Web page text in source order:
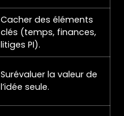
Cacher des éléments
clés (temps, finances,
litiges PI).
Surévaluer la valeur de
l’idée seule.